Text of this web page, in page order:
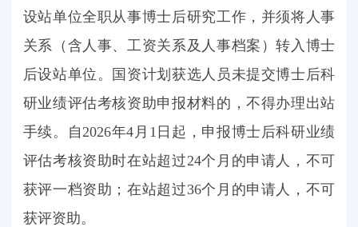
设站单位全职从事博士后研究工作，并须将人事
关系（含人事、工资关系及人事档案）转入博士
后设站单位。国资计划获选人员未提交博士后科
研业绩评估考核资助申报材料的，不得办理出站
手续。自2026年4月1日起，申报博士后科研业绩
评估考核资助时在站超过24个月的申请人，不可
获评一档资助；在站超过36个月的申请人，不可
获评资助。